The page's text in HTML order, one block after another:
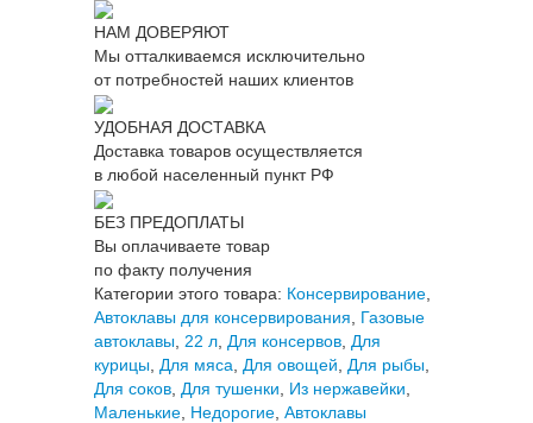
НАМ ДОВЕРЯЮТ
Мы отталкиваемся исключительно
от потребностей наших клиентов
УДОБНАЯ ДОСТАВКА
Доставка товаров осуществляется
в любой населенный пункт РФ
БЕЗ ПРЕДОПЛАТЫ
Вы оплачиваете товар
по факту получения
Категории этого товара: Консервирование
Автоклавы для консервирования
Газовые
автоклавы 22 л Для консервов Для
курицы Для мяса Для овощей Для рыбы
Для соков Для тушенки Из нержавейки
Маленькие Недорогие Автоклавы